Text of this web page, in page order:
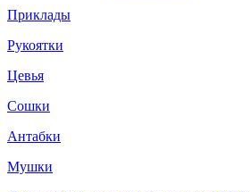
Приклады
Рукоятки
Цевья
Сошки
Антабки
Мушки